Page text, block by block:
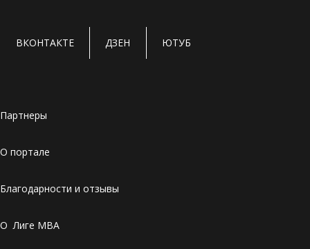
ВКОНТАКТЕ ДЗЕН ЮТУБ
Партнеры
О портале
Благодарности и отзывы
О Лиге MBA